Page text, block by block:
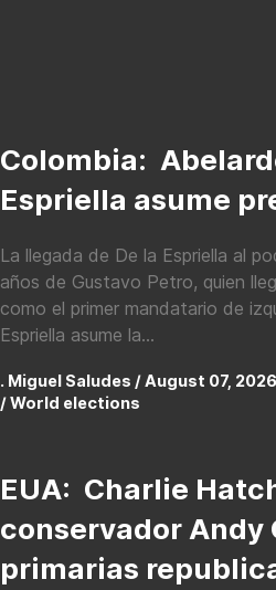
Colombia:
Espriella asume
La llegada de De la Espriella al
años de Gustavo Petro, quien
como el primer mandatario de
Espriella asume la...
. Miguel Saludes / August 07,
/ World elections
EUA: Charlie
conservador Andy
primarias